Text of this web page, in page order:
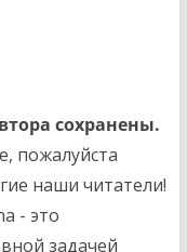
сохранены.
пожалуйста
наши читатели!
- это
задачей